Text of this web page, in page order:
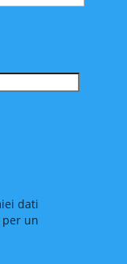
dati
per un